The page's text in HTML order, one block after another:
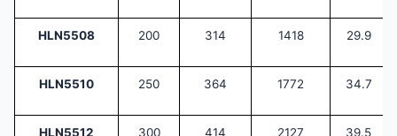
HLN5508 200 314 1418 29.9
HLN5510 250 364 1772 34.7
HLN5512 300 414 2127 39.5